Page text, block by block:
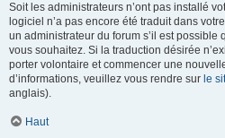
Soit les administrateurs n’ont pas installé
logiciel n’a pas encore été traduit dans
un administrateur du forum s’il est possible
vous souhaitez. Si la traduction désirée
porter volontaire et commencer une
d’informations, veuillez vous rendre sur le
anglais).
Haut